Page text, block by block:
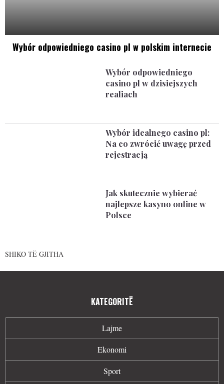
Wybór odpowiedniego casino pl w polskim internecie
Wybór odpowiedniego
casino pl w dzisiejszych
realiach
Wybór idealnego casino pl:
Na co zwrócić uwagę przed
rejestracją
Jak skutecznie wybierać
najlepsze kasyno online w
Polsce
SHIKO TË GJITHA
KATEGORITË
Lajme
Ekonomi
Sport